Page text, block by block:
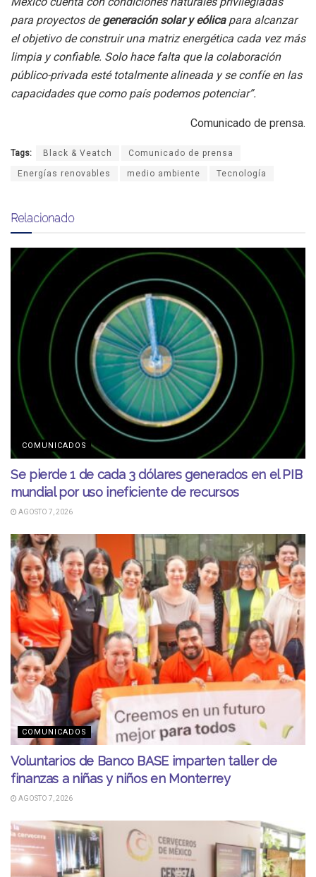
para proyectos degeneración solar y eólica para alcanzar
el objetivo de construir una matriz energética cada vez más
limpia y confiable. Solo hace falta que la colaboración
público-privada esté totalmente alineada y se confíe en las
capacidades que como país podemos potenciar”.
Comunicado de prensa.
Tags: Black & Veatch Comunicado de prensa
Energías renovables medio ambiente Tecnología
Relacionado
COMUNICADOS
Se pierde 1 de cada 3 dólares generados en el PIB
mundial por uso ineficiente de recursos
AGOSTO 7, 2026
COMUNICADOS
Voluntarios de Banco BASE imparten taller de
finanzas a niñas y niños en Monterrey
AGOSTO 7, 2026